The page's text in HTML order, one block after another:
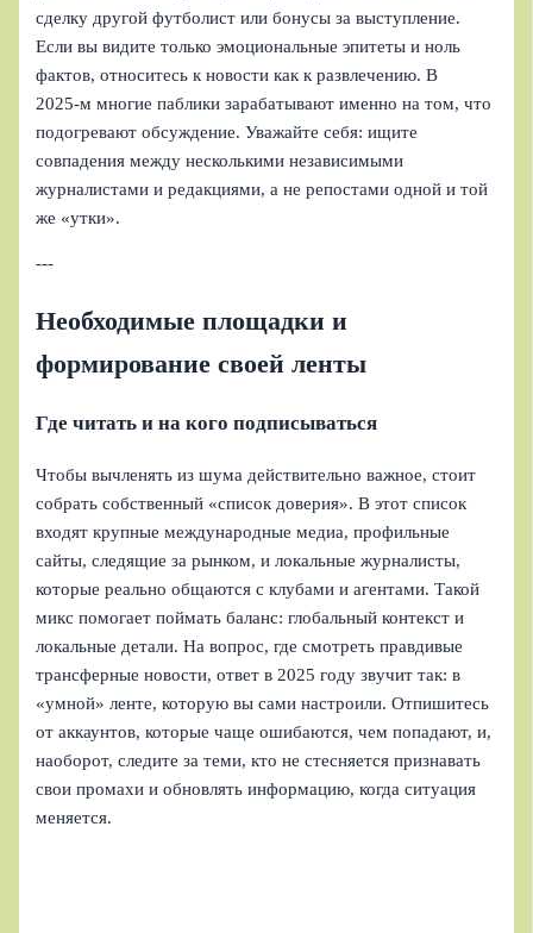
сделку другой футболист или бонусы за выступление.
Если вы видите только эмоциональные эпитеты и ноль
фактов, относитесь к новости как к развлечению. В
2025‑м многие паблики зарабатывают именно на том, что
подогревают обсуждение. Уважайте себя: ищите
совпадения между несколькими независимыми
журналистами и редакциями, а не репостами одной и той
же «утки».
---
Необходимые площадки и
формирование своей ленты
Где читать и на кого подписываться
Чтобы вычленять из шума действительно важное, стоит
собрать собственный «список доверия». В этот список
входят крупные международные медиа, профильные
сайты, следящие за рынком, и локальные журналисты,
которые реально общаются с клубами и агентами. Такой
микс помогает поймать баланс: глобальный контекст и
локальные детали. На вопрос, где смотреть правдивые
трансферные новости, ответ в 2025 году звучит так: в
«умной» ленте, которую вы сами настроили. Отпишитесь
от аккаунтов, которые чаще ошибаются, чем попадают, и,
наоборот, следите за теми, кто не стесняется признавать
свои промахи и обновлять информацию, когда ситуация
меняется.